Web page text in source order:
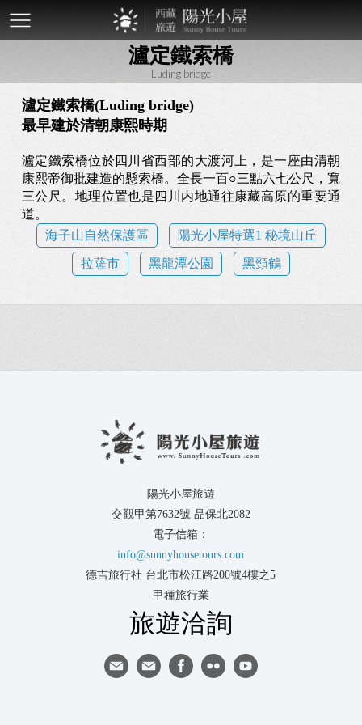
瀘定鐵索橋
Luding bridge
瀘定鐵索橋(Luding bridge)
最早建於清朝康熙時期
瀘定鐵索橋位於四川省西部的大渡河上，是一座由清朝
康熙帝御批建造的懸索橋。全長一百○三點六七公尺，寬
三公尺。地理位置也是四川内地通往康藏高原的重要通
道。
海子山自然保護區
陽光小屋特選1 秘境山丘
拉薩市 黑龍潭公園 黑頸鶴
陽光小屋旅遊
交觀甲第7632號 品保北2082
電子信箱：
info@sunnyhousetours.com
德吉旅行社 台北市松江路200號4樓之5
甲種旅行業
旅遊洽詢